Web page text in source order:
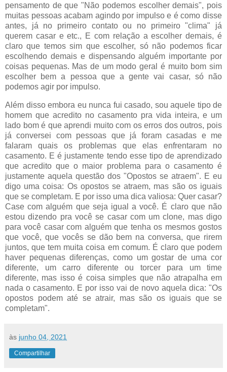
pensamento de que "Não podemos escolher demais", pois
muitas pessoas acabam agindo por impulso e é como disse
antes, já no primeiro contato ou no primeiro "clima" já
querem casar e etc., E com relação a escolher demais, é
claro que temos sim que escolher, só não podemos ficar
escolhendo demais e dispensando alguém importante por
coisas pequenas. Mas de um modo geral é muito bom sim
escolher bem a pessoa que a gente vai casar, só não
podemos agir por impulso.
Além disso embora eu nunca fui casado, sou aquele tipo de
homem que acredito no casamento pra vida inteira, e um
lado bom é que aprendi muito com os erros dos outros, pois
já conversei com pessoas que já foram casadas e me
falaram quais os problemas que elas enfrentaram no
casamento. E é justamente tendo esse tipo de aprendizado
que acredito que o maior problema para o casamento é
justamente aquela questão dos "Opostos se atraem". E eu
digo uma coisa: Os opostos se atraem, mas são os iguais
que se completam. E por isso uma dica valiosa: Quer casar?
Case com alguém que seja igual a você. É claro que não
estou dizendo pra você se casar com um clone, mas digo
para você casar com alguém que tenha os mesmos gostos
que você, que vocês se dão bem na conversa, que rirem
juntos, que tem muita coisa em comum. É claro que podem
haver pequenas diferenças, como um gostar de uma cor
diferente, um carro diferente ou torcer para um time
diferente, mas isso é coisa simples que não atrapalha em
nada o casamento. E por isso vai de novo aquela dica: "Os
opostos podem até se atrair, mas são os iguais que se
completam".
às junho 04, 2021
Compartilhar